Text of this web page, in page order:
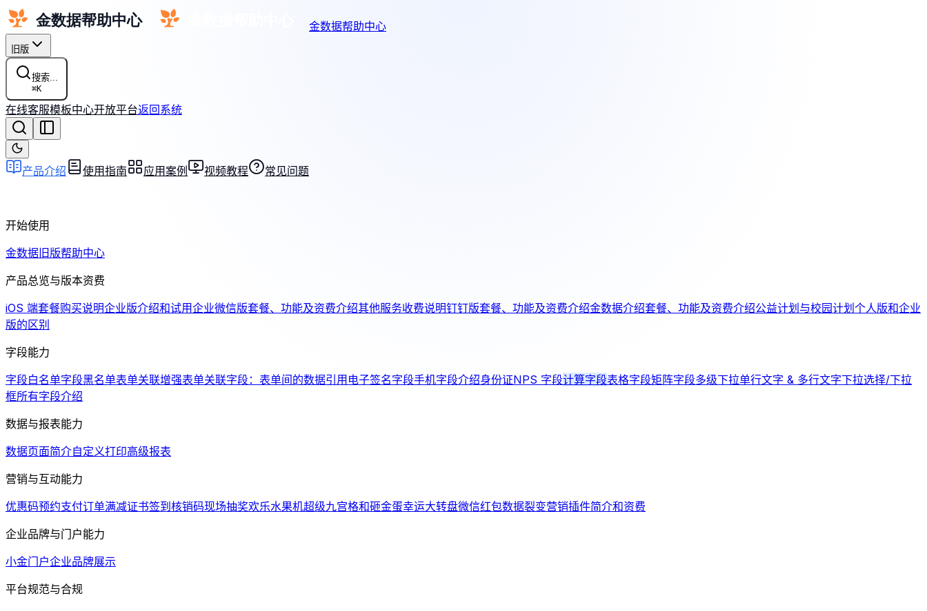
金数据帮助中心
旧版
搜索...
⌘K
在线客服模板中心开放平台返回系统
产品介绍 使用指南 应用案例 视频教程 常见问题
开始使用
金数据旧版帮助中心
产品总览与版本资费
iOS 端套餐购买说明企业版介绍和试用企业微信版套餐、功能及资费介绍其他服务收费说明钉钉版套餐、功能及资费介绍金数据介绍套餐、功能及资费介绍公益计划与校园计划 个人版和企业
版的区别
字段能力
字段白名单字段黑名单表单关联增强表单关联字段：表单间的数据引用 电子签名字段手机字段介绍身份证NPS 字段计算字段表格字段矩阵字段多级下拉单行文字 & 多行文字下拉选择/下拉
框所有字段介绍
数据与报表能力
数据页面简介自定义打印高级报表
营销与互动能力
优惠码预约支付订单满减证书签到 核销码现场抽奖欢乐水果机超级九宫格和砸金蛋幸运大转盘微信红包数据裂变营销插件简介和资费
企业品牌与门户能力
小金门户企业品牌展示
平台规范与合规